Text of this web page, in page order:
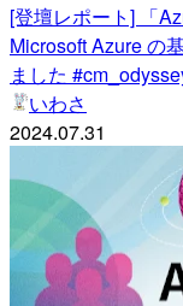
[登壇レポート] 「
Microsoft Azure の
ました
いわさ
2024.07.31